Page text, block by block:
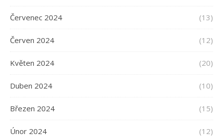
Červenec 2024 (13)
Červen 2024 (12)
Květen 2024 (20)
Duben 2024 (10)
Březen 2024 (15)
Únor 2024 (12)